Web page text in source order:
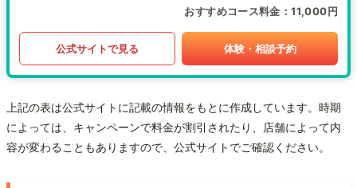
おすすめコース料金 11,000円
公式サイトで見る 体験・相談予約
上記の表は公式サイトに記載の情報をもとに作成しています。時期
によっては、キャンペーンで料金が割引されたり、店舗によって内
容が変わることもありますので、公式サイトでご確認ください。